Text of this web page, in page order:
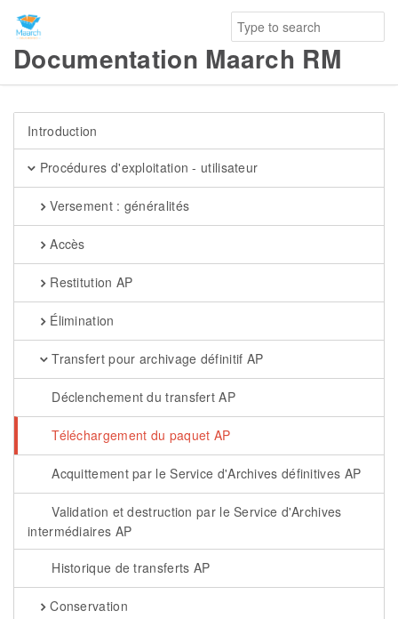
Documentation Maarch RM
Introduction
Procédures d'exploitation - utilisateur
Versement : généralités
Accès
Restitution AP
Élimination
Transfert pour archivage définitif AP
Déclenchement du transfert AP
Téléchargement du paquet AP
Acquittement par le Service d'Archives définitives AP
Validation et destruction par le Service d'Archives
intermédiaires AP
Historique de transferts AP
Conservation